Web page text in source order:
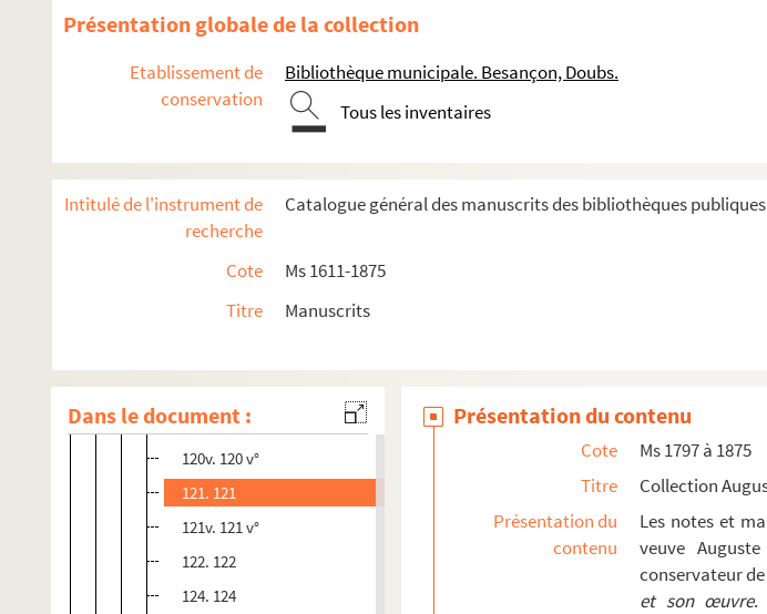
Présentation globale de la collection
Etablissement de
conservation
Bibliothèque municipale. Besançon, Doubs.
Tous les inventaires
Intitulé de l'instrument de
recherche
Catalogue général des manuscrits des bibliothèques
Cote
Ms 1611-1875
Titre
Manuscrits
Dans le document :
112. 112
114. 114
116. 116
116v. 116 v°
118v. 118 v°
119v. 119 v°
120. 120
120v. 120 v°
121. 121
121v. 121 v°
122. 122
124. 124
Présentation du contenu
Cote
Ms 1797 à 1875
Titre
Collection
Présentation du
contenu
Les notes et
veuve
conservateur
et son œuvre.